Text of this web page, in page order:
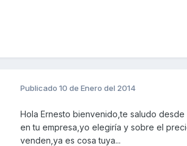
Publicado 10 de Enero del 2014
Hola Ernesto bienvenido,te saludo
en tu empresa,yo elegiría y sobre el
venden,ya es cosa tuya...